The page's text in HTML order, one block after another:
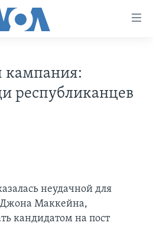
ИСТОРИЯ
кампания:
республиканцев
неудачной для
Джона Маккейна,
кандидатом на пост